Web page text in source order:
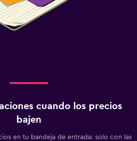
cuando los precios
bajen
en tu bandeja de entrada: solo con las